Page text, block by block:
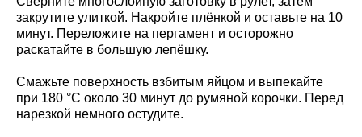
закрутите улиткой. Накройте плёнкой и оставьте на 10
минут. Переложите на пергамент и осторожно
раскатайте в большую лепёшку.
Смажьте поверхность взбитым яйцом и выпекайте
при 180 °C около 30 минут до румяной корочки. Перед
нарезкой немного остудите.